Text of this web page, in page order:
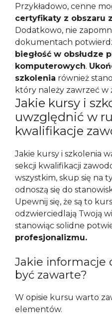
Przykładowo, cenne
certyfikaty z obszaru
Dodatkowo, nie
dokumentach
biegłość w obsłudze
komputerowych.
szkolenia również
który należy zawrzeć w
Jakie kursy i
uwzględnić w
kwalifikacje
Jakie kursy i szkolenia
sekcji kwalifikacji
wszystkim, skup się na
odnoszą się do
Upewnij się, że są to
odzwierciedlają Twoją
stanowiąc solidne
profesjonalizmu.
Jakie informacje
być zawarte?
W opisie kursu warto
elementów.